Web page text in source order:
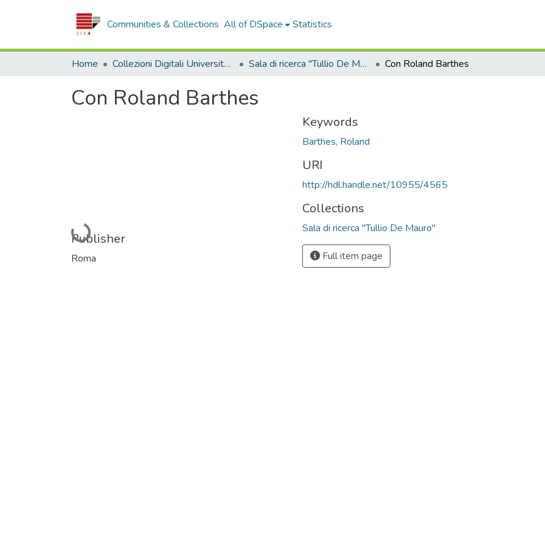
Communities & Collections All of DSpace Statistics
Home Collezioni Digitali Università della Calabria Sala di ricerca "Tullio De Mauro" Con Roland Barthes
Con Roland Barthes
Loading...
Publisher
Roma
Keywords
Barthes, Roland
URI
http://hdl.handle.net/10955/4565
Collections
Sala di ricerca "Tullio De Mauro"
Full item page